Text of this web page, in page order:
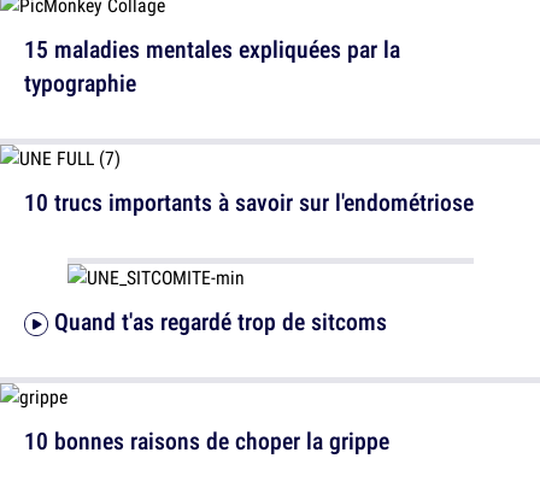
15 maladies mentales expliquées par la
typographie
Quand t'as regardé trop de sitcoms
10 trucs importants à savoir sur l'endométriose
10 bonnes raisons de choper la grippe